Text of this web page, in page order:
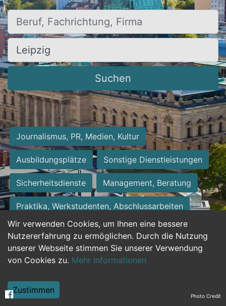
Wir verwenden Cookies, um Ihnen eine bessere
Nutzererfahrung zu ermöglichen. Durch die Nutzung
unserer Webseite stimmen Sie unserer Verwendung
von Cookies zu. Mehr Informationen
Zustimmen
Beruf, Fachrichtung, Firma
Ort, Stadt
Suchen
Journalismus, PR, Medien, Kultur
Ausbildungsplätze Sonstige Dienstleistungen
Sicherheitsdienste Management, Beratung
Praktika, Werkstudenten, Abschlussarbeiten
Personalwesen Assistenz, Sekretariat
Hilfskräfte, Aushilfs- und Nebenjobs
Weiterbildung, Studium, duale Ausbildung Photo Credit